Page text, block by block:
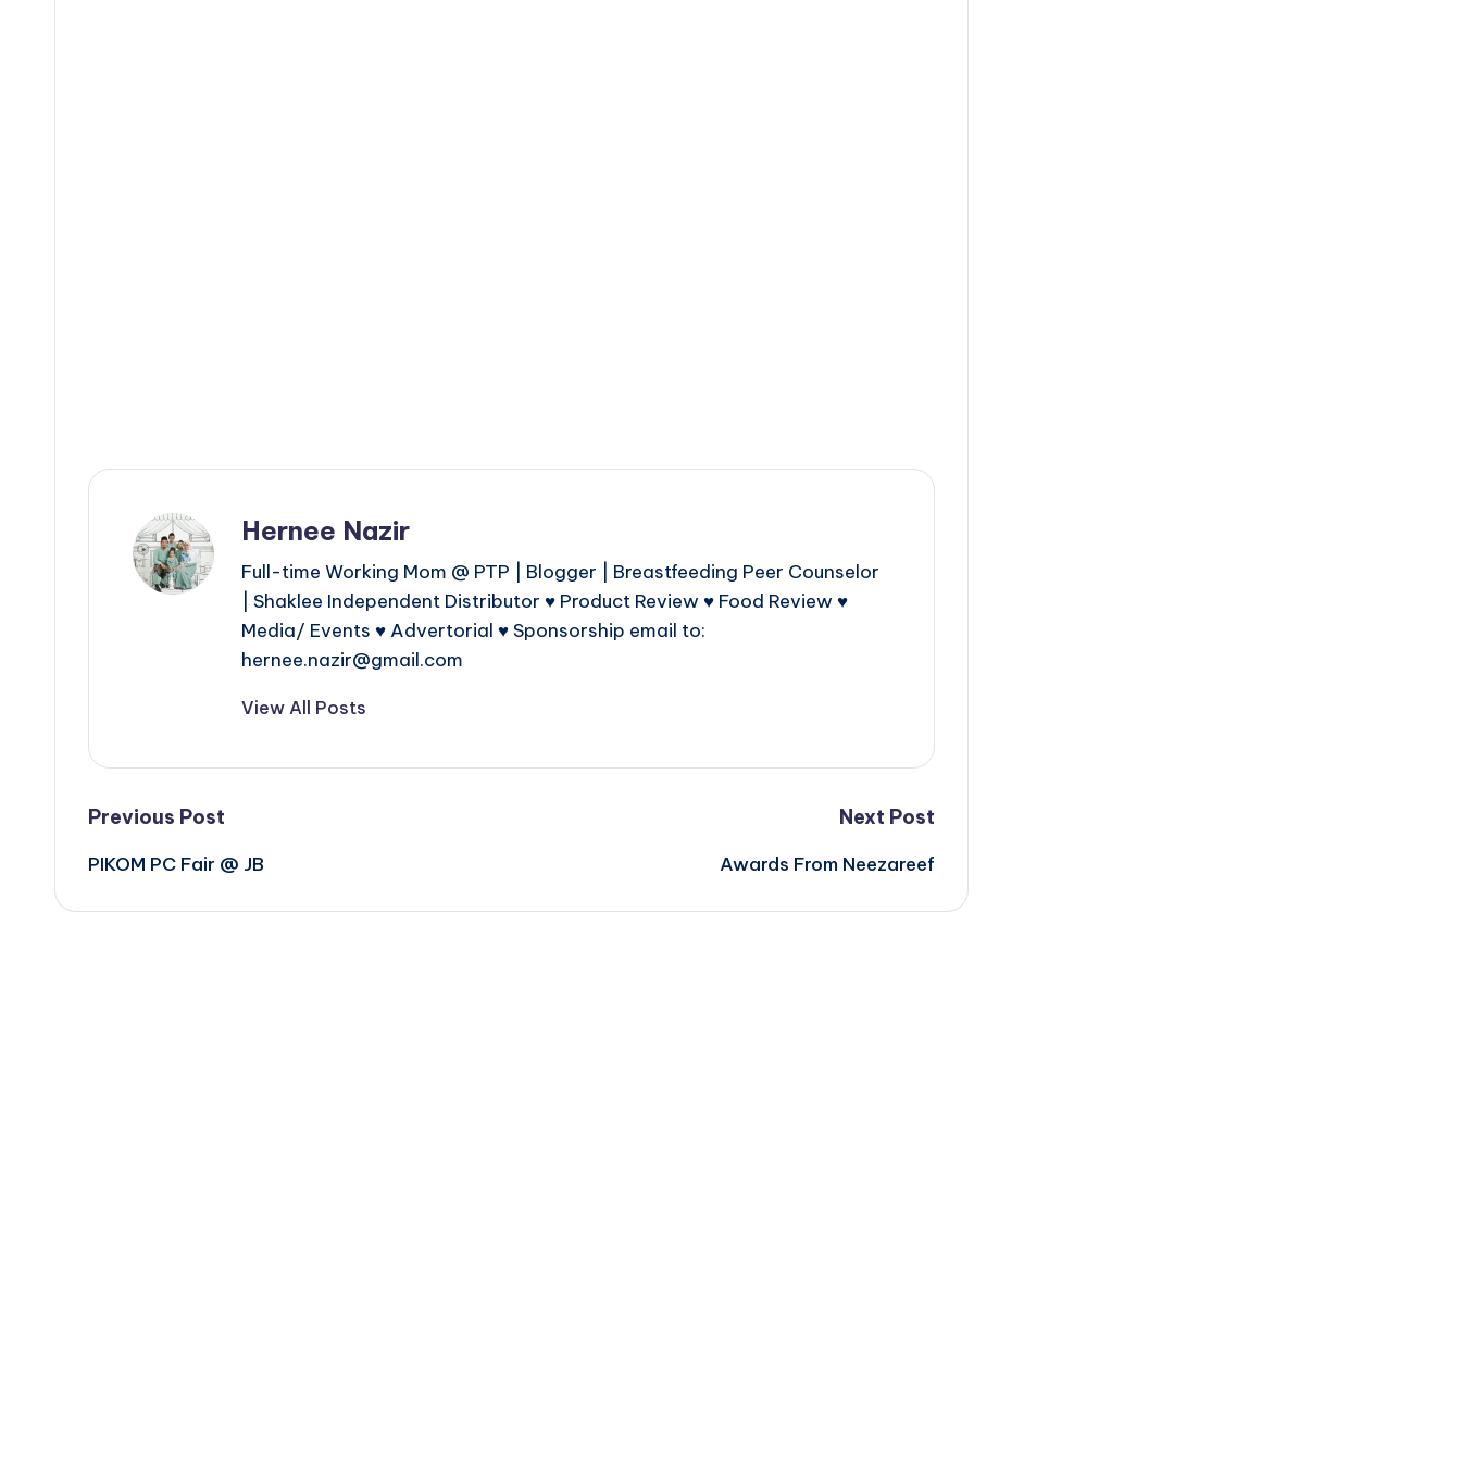
Hernee Nazir
Full-time Working Mom @ PTP | Blogger | Breastfeeding Peer Counselor
| Shaklee Independent Distributor ♥ Product Review ♥ Food Review ♥
Media/ Events ♥ Advertorial ♥ Sponsorship email to:
hernee.nazir@gmail.com
View All Posts
Post
navigation
Previous Post
PIKOM PC Fair @ JB
Next Post
Awards From Neezareef